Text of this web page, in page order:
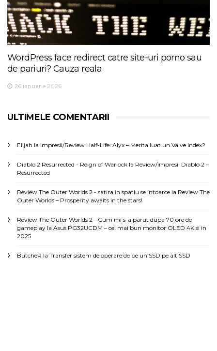
WordPress face redirect catre site-uri porno sau
de pariuri? Cauza reala
26 ianuarie 2026
ULTIMELE COMENTARII
Elijah la Impresii/Review Half-Life: Alyx – Merita luat un Valve Index?
Diablo 2 Resurrected - Reign of Warlock la Review/impresii Diablo 2 –
Resurrected
Review The Outer Worlds 2 - satira in spatiu se intoarce la Review The
Outer Worlds – Prosperity awaits in the stars!
Review The Outer Worlds 2 - Cum mi s-a parut dupa 70 ore de
gameplay la Asus PG32UCDM – cel mai bun monitor OLED 4K si in
2025
ButcheR la Transfer sistem de operare de pe un SSD pe alt SSD